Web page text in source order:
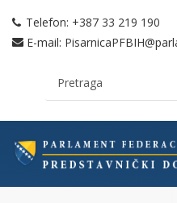
Telefon: +387 33 219 190
E-mail: